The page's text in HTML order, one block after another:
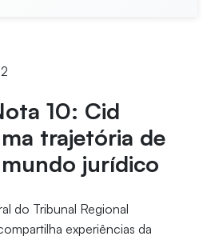
10: Cid
trajetória de
jurídico
do Tribunal Regional
experiências da